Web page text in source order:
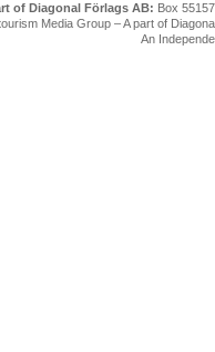
of Diagonal Förlags AB: Box
Media Group – A part of
An